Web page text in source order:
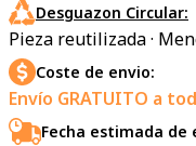
Desguazon Circular:
Pieza reutilizada ·
Coste de envio:
Envío GRATUITO a
Fecha estimada de